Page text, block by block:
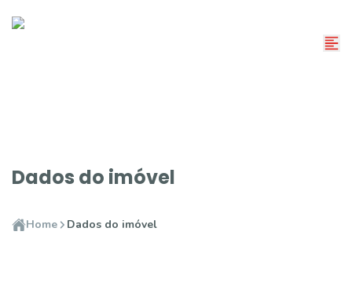
Dados do imóvel
Home Dados do imóvel